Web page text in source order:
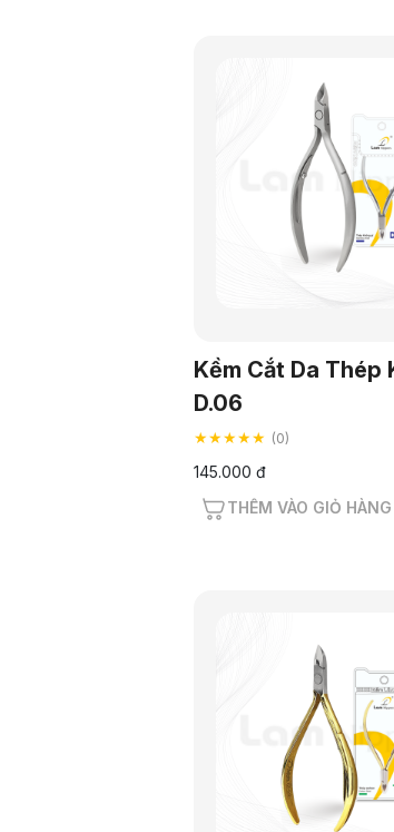
Kềm Cắt Da Thép
D.06
★★★★★ (0)
145.000 đ
THÊM VÀO GIỎ HÀNG